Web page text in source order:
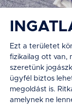
Ezt a területet
fizikailag ott van,
szeretünk
ügyfél biztos
megoldást is.
amelynek ne